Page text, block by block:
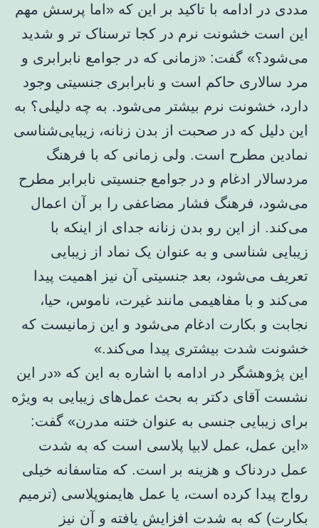
مددی در ادامه با تاکید بر این که «اما پرسش مهم
این است خشونت نرم در کجا ترسناک تر و شدید
می‌شود؟» گفت: «زمانی که در جوامع نابرابری و
مرد سالاری حاکم است و نابرابری جنسیتی وجود
دارد، خشونت نرم بیشتر می‌شود. به چه دلیلی؟ به
این دلیل که در صحبت از بدن زنانه، زیبایی‌شناسی
نمادین مطرح است. ولی زمانی که با فرهنگ
مردسالار ادغام و در جوامع جنسیتی نابرابر مطرح
می‌شود، فرهنگ فشار مضاعفی را بر آن اعمال
می‌کند. از این رو بدن زنانه جدای از اینکه با
زیبایی شناسی و به عنوان یک نماد از زیبایی
تعریف می‌شود، بعد جنسیتی آن نیز اهمیت پیدا
می‌کند و با مفاهیمی مانند غیرت، ناموس، حیا،
نجابت و بکارت ادغام می‌شود و این زمانیست که
خشونت شدت بیشتری پیدا می‌کند.»
این پژوهشگر در ادامه با اشاره به این که «در این
نشست آقای دکتر به بحث عمل‌های زیبایی به ویژه
برای زیبایی جنسی به عنوان ختنه مدرن» گفت:
«این عمل، عمل لابیا پلاسی است که به شدت
عمل دردناک و هزینه بر است. که متاسفانه خیلی
رواج پیدا کرده است، یا عمل هایمنوپلاسی (ترمیم
بکارت) که به شدت افزایش یافته و آن نیز